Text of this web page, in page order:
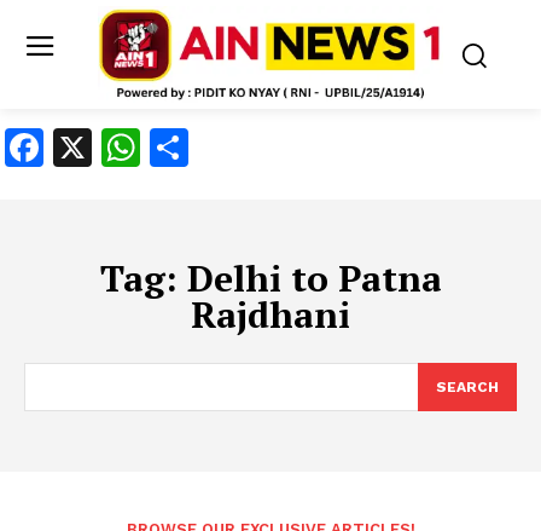
Facebook
X WhatsApp
Tag: Delhi to Patna
Rajdhani
SEARCH